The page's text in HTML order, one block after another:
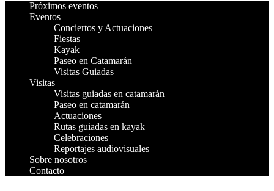
Próximos eventos
Eventos
Conciertos y Actuaciones
Fiestas
Kayak
Paseo en Catamarán
Visitas Guiadas
Visitas
Visitas guiadas en catamarán
Paseo en catamarán
Actuaciones
Rutas guiadas en kayak
Celebraciones
Reportajes audiovisuales
Sobre nosotros
Contacto